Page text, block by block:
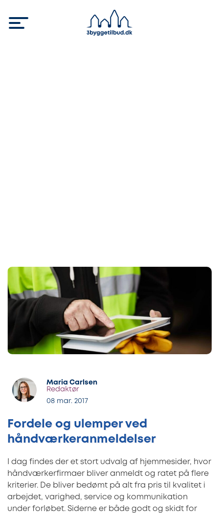
Maria Carlsen
Redaktør
08 mar. 2017
Fordele og ulemper ved
håndværkeranmeldelser
I dag findes der et stort udvalg af hjemmesider, hvor
håndværkerfirmaer bliver anmeldt og ratet på flere
kriterier. De bliver bedømt på alt fra pris til kvalitet i
arbejdet, varighed, service og kommunikation
under forløbet. Siderne er både godt og skidt for